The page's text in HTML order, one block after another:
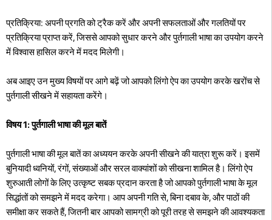
प्रतिक्रिया: अपनी प्रगति को ट्रैक करें और अपनी सफलताओं और गलतियों पर
प्रतिक्रिया प्राप्त करें, जिससे आपको सुधार करने और पुर्तगाली भाषा का उपयोग करने
में विश्वास हासिल करने में मदद मिलेगी।
अब आइए उन मुख्य विषयों पर आगे बढ़ें जो आपको लिंगो ऐप का उपयोग करके खरोंच से
पुर्तगाली सीखने में सहायता करेंगे।
विषय 1: पुर्तगाली भाषा की मूल बातें
पुर्तगाली भाषा की मूल बातें का अध्ययन करके अपनी सीखने की यात्रा शुरू करें। इसमें
बुनियादी ध्वनियों, रंगों, संख्याओं और सरल वाक्यांशों को सीखना शामिल है। लिंगो ऐप
शुरुआती लोगों के लिए उत्कृष्ट सबक प्रदान करता है जो आपको पुर्तगाली भाषा के मूल
सिद्धांतों को समझने में मदद करेगा। आप अपनी गति से, बिना दबाव के, और पाठों की
समीक्षा कर सकते हैं, जितनी बार आपको सामग्री को पूरी तरह से समझने की आवश्यकता